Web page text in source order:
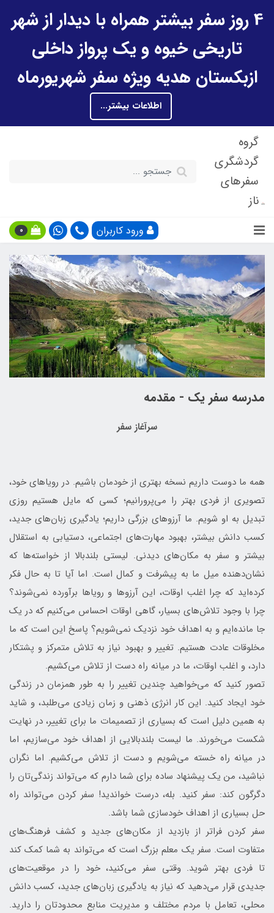
4 روز سفر بیشتر همراه با دیدار از شهر
تاریخی خیوه و یک پرواز داخلی
ازبکستان هدیه ویژه سفر شهریورماه
اطلاعات بیشتر...
گروه
گردشگری
سفرهای
ناز
ورود کاربران 0
مدرسه سفر یک - مقدمه
سرآغاز سفر
همه ما دوست داریم نسخه بهتری از خودمان باشیم. در رویاهای خود،
تصویری از فردی بهتر را می‌پرورانیم؛ کسی که مایل هستیم روزی
تبدیل به او شویم. ما آرزوهای بزرگی داریم؛ یادگیری زبان‌های جدید،
کسب دانش بیشتر، بهبود مهارت‌های اجتماعی، دستیابی به استقلال
بیشتر و سفر به مکان‌های دیدنی. لیستی بلندبالا از خواسته‌ها که
نشان‌دهنده میل ما به پیشرفت و کمال است. اما آیا تا به حال فکر
کرده‌اید که چرا اغلب اوقات، این آرزوها و رویاها برآورده نمی‌شوند؟
چرا با وجود تلاش‌های بسیار، گاهی اوقات احساس می‌کنیم که در یک
جا مانده‌ایم و به اهداف خود نزدیک نمی‌شویم؟ پاسخ این است که ما
مخلوقات عادت هستیم. تغییر و بهبود نیاز به تلاش متمرکز و پشتکار
دارد، و اغلب اوقات، ما در میانه راه دست از تلاش می‌کشیم.
تصور کنید که می‌خواهید چندین تغییر را به طور همزمان در زندگی
خود ایجاد کنید. این کار انرژی ذهنی و زمان زیادی می‌طلبد، و شاید
به همین دلیل است که بسیاری از تصمیمات ما برای تغییر، در نهایت
شکست می‌خورند. ما لیست بلندبالایی از اهداف خود می‌سازیم، اما
در میانه راه خسته می‌شویم و دست از تلاش می‌کشیم. اما نگران
نباشید، من یک پیشنهاد ساده برای شما دارم که می‌تواند زندگی‌تان را
دگرگون کند: سفر کنید. بله، درست خواندید! سفر کردن می‌تواند راه
حل بسیاری از اهداف خودسازی شما باشد.
سفر کردن فراتر از بازدید از مکان‌های جدید و کشف فرهنگ‌های
متفاوت است. سفر یک معلم بزرگ است که می‌تواند به شما کمک کند
تا فردی بهتر شوید. وقتی سفر می‌کنید، خود را در موقعیت‌های
جدیدی قرار می‌دهید که نیاز به یادگیری زبان‌های جدید، کسب دانش
محلی، تعامل با مردم مختلف و مدیریت منابع محدودتان را دارید.